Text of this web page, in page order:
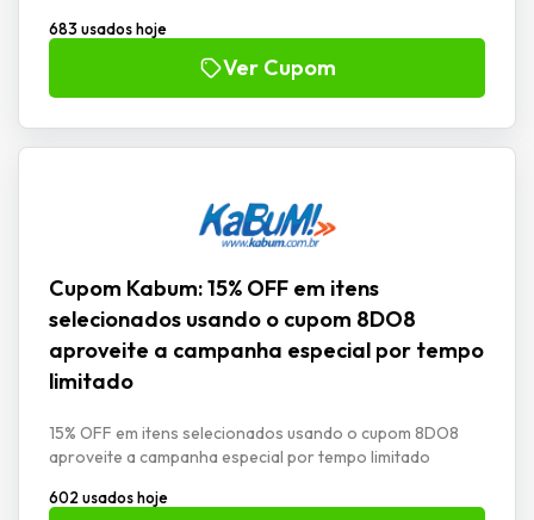
683 usados hoje
Ver Cupom
Cupom Kabum: 15% OFF em itens
selecionados usando o cupom 8DO8
aproveite a campanha especial por tempo
limitado
15% OFF em itens selecionados usando o cupom 8DO8
aproveite a campanha especial por tempo limitado
602 usados hoje